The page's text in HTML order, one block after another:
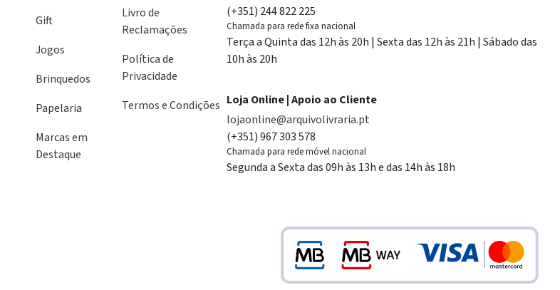
Gift
Jogos
Brinquedos
Papelaria
Marcas em
Destaque
Livro de
Reclamações
Política de
Privacidade
Termos e Condições
(+351) 244 822 225
Chamada para rede fixa nacional
Terça a Quinta das 12h às 20h | Sexta das 12h às 21h | Sábado das
10h às 20h
Loja Online | Apoio ao Cliente
lojaonline@arquivolivraria.pt
(+351) 967 303 578
Chamada para rede móvel nacional
Segunda a Sexta das 09h às 13h e das 14h às 18h